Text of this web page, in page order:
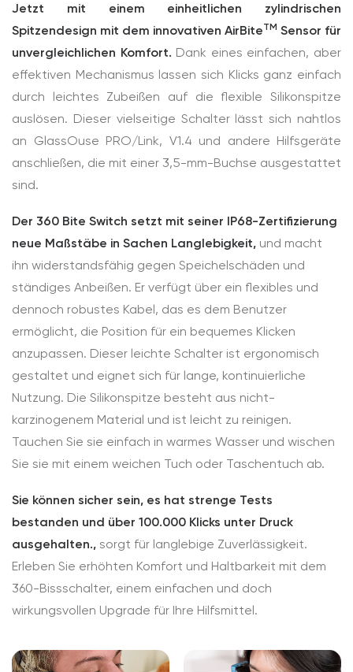
Jetzt mit einem einheitlichen zylindrischen
Spitzendesign mit dem innovativen AirBiteTM Sensor für
unvergleichlichen Komfort. Dank eines einfachen, aber
effektiven Mechanismus lassen sich Klicks ganz einfach
durch leichtes Zubeißen auf die flexible Silikonspitze
auslösen. Dieser vielseitige Schalter lässt sich nahtlos
an GlassOuse PRO/Link, V1.4 und andere Hilfsgeräte
anschließen, die mit einer 3,5-mm-Buchse ausgestattet
sind.
Der 360 Bite Switch setzt mit seiner IP68-Zertifizierung
neue Maßstäbe in Sachen Langlebigkeit, und macht
ihn widerstandsfähig gegen Speichelschäden und
ständiges Anbeißen. Er verfügt über ein flexibles und
dennoch robustes Kabel, das es dem Benutzer
ermöglicht, die Position für ein bequemes Klicken
anzupassen. Dieser leichte Schalter ist ergonomisch
gestaltet und eignet sich für lange, kontinuierliche
Nutzung. Die Silikonspitze besteht aus nicht-
karzinogenem Material und ist leicht zu reinigen.
Tauchen Sie sie einfach in warmes Wasser und wischen
Sie sie mit einem weichen Tuch oder Taschentuch ab.
Sie können sicher sein, es hat strenge Tests
bestanden und über 100.000 Klicks unter Druck
ausgehalten., sorgt für langlebige Zuverlässigkeit.
Erleben Sie erhöhten Komfort und Haltbarkeit mit dem
360-Bissschalter, einem einfachen und doch
wirkungsvollen Upgrade für Ihre Hilfsmittel.